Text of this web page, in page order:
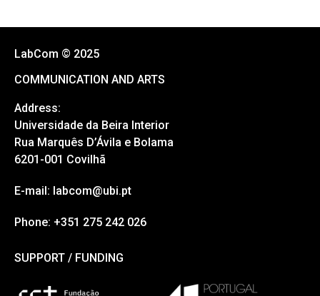
LabCom © 2025
COMMUNICATION AND ARTS
Address:
Universidade da Beira Interior
Rua Marquês D’Ávila e Bolama
6201-001 Covilhã
E-mail: labcom@ubi.pt
Phone: +351 275 242 026
SUPPORT / FUNDING